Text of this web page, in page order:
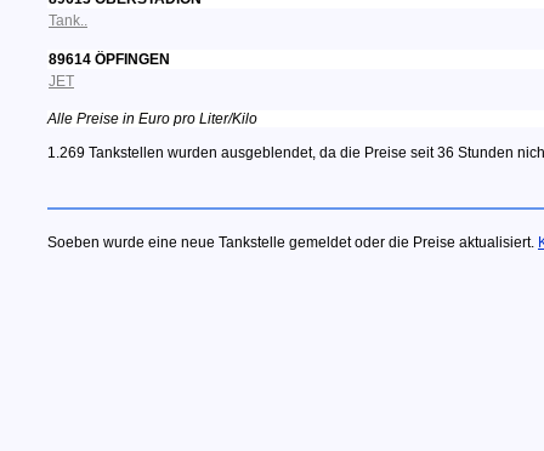
Tank..
89614 ÖPFINGEN
JET
Alle Preise in Euro pro Liter/Kilo
1.269 Tankstellen wurden ausgeblendet, da die Preise seit 36 Stunden
Soeben wurde eine neue Tankstelle gemeldet oder die Preise aktualisiert.